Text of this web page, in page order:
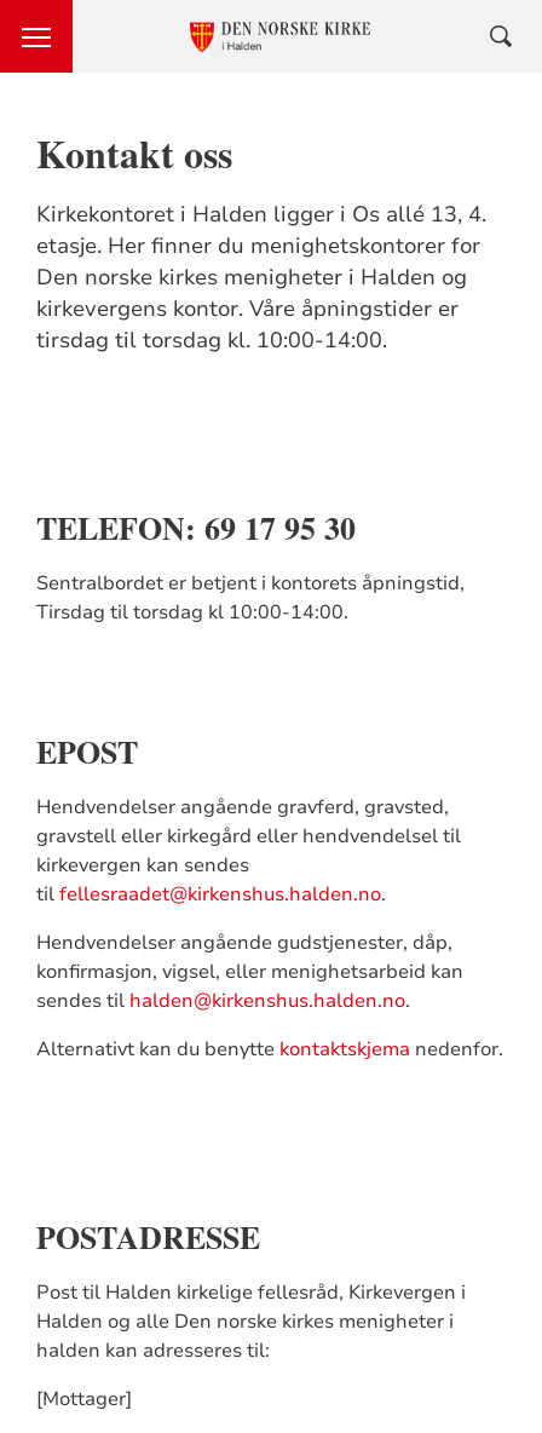
Kontakt oss
Kirkekontoret i Halden ligger i Os allé 13, 4.
etasje. Her finner du menighetskontorer for
Den norske kirkes menigheter i Halden og
kirkevergens kontor. Våre åpningstider er
tirsdag til torsdag kl. 10:00-14:00.
TELEFON: 69 17 95 30
Sentralbordet er betjent i kontorets åpningstid,
Tirsdag til torsdag kl 10:00-14:00.
EPOST
Hendvendelser angående gravferd, gravsted,
gravstell eller kirkegård eller hendvendelsel til
kirkevergen kan sendes
tilfellesraadet@kirkenshus.halden.no.
Hendvendelser angående gudstjenester, dåp,
konfirmasjon, vigsel, eller menighetsarbeid kan
sendes til halden@kirkenshus.halden.no.
Alternativt kan du benytte kontaktskjema nedenfor.
POSTADRESSE
Post til Halden kirkelige fellesråd, Kirkevergen i
Halden og alle Den norske kirkes menigheter i
halden kan adresseres til:
[Mottager]